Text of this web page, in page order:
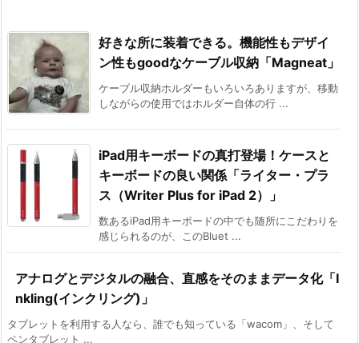
好きな所に装着できる。機能性もデザイ
ン性もgoodなケーブル収納「Magneat」
ケーブル収納ホルダーもいろいろありますが、移動
しながらの使用ではホルダー自体の行 ...
iPad用キーボードの真打登場！ケースと
キーボードの良い関係「ライター・プラ
ス（Writer Plus for iPad 2）」
数あるiPad用キーボードの中でも随所にこだわりを
感じられるのが、このBluet ...
アナログとデジタルの融合、直感をそのままデータ化「I
nkling(インクリング)」
タブレットを利用する人なら、誰でも知っている「wacom」、そして
ペンタブレット ...